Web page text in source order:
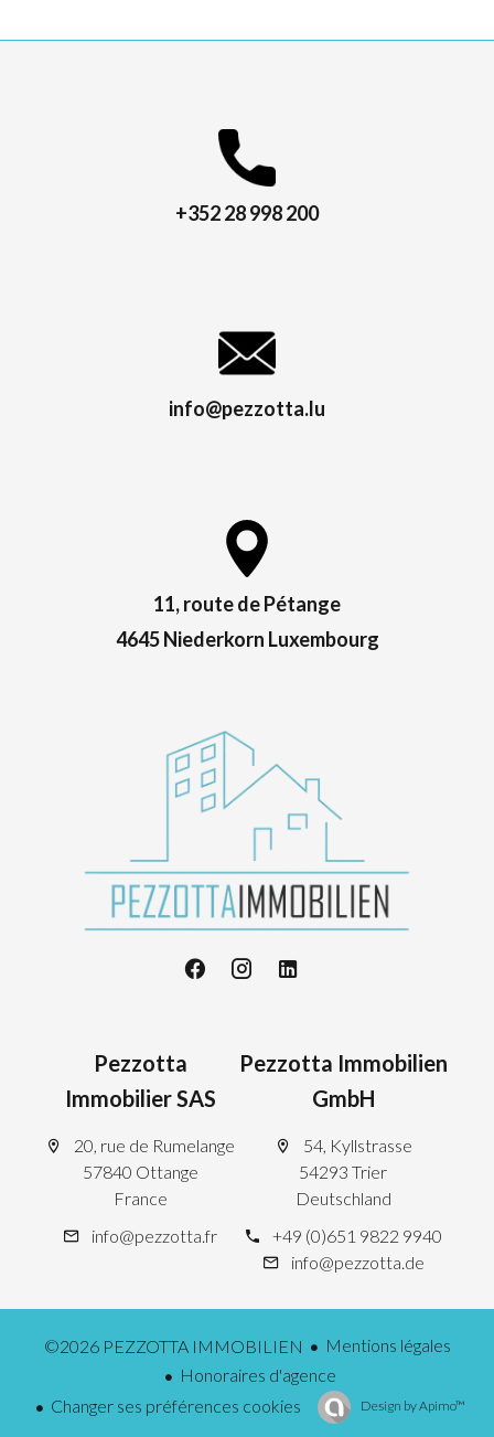
+352 28 998 200
info@pezzotta.lu
11, route de Pétange
4645 Niederkorn Luxembourg
Pezzotta
Immobilier SAS
20, rue de Rumelange
57840 Ottange
France
info@pezzotta.fr
Pezzotta Immobilien
GmbH
54, Kyllstrasse
54293 Trier
Deutschland
+49 (0)651 9822 9940
info@pezzotta.de
©2026 PEZZOTTA IMMOBILIEN
Mentions légales
Honoraires d'agence
Changer ses préférences cookies
Design byApimo™